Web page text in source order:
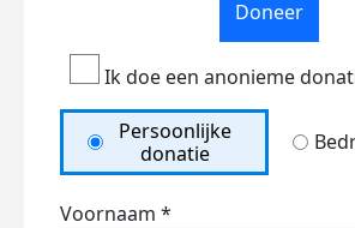
Doneer
Ik doe een anonieme
Persoonlijke
donatie
Voornaam *